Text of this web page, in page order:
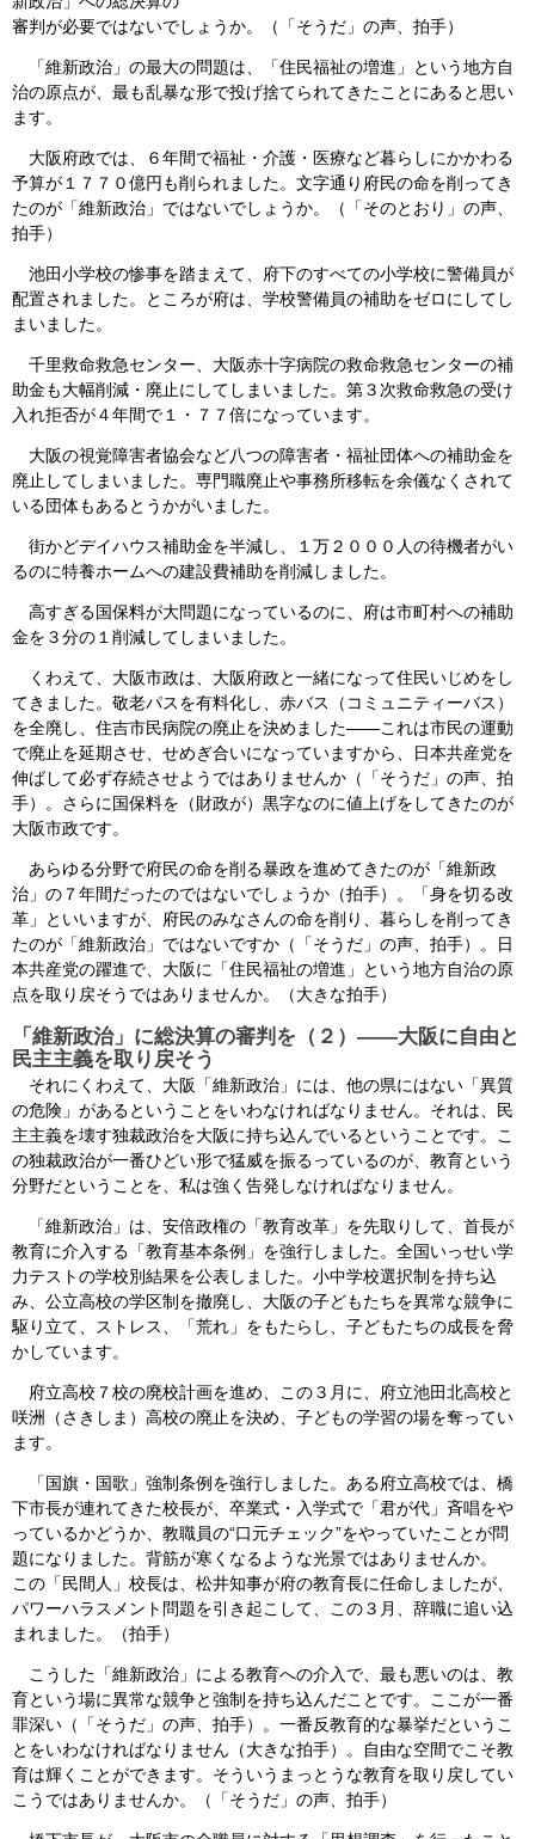
審判が必要ではないでしょうか。（「そうだ」の声、拍手）
「維新政治」の最大の問題は、「住民福祉の増進」という地方自
治の原点が、最も乱暴な形で投げ捨てられてきたことにあると思い
ます。
大阪府政では、６年間で福祉・介護・医療など暮らしにかかわる
予算が１７７０億円も削られました。文字通り府民の命を削ってき
たのが「維新政治」ではないでしょうか。（「そのとおり」の声、
拍手）
池田小学校の惨事を踏まえて、府下のすべての小学校に警備員が
配置されました。ところが府は、学校警備員の補助をゼロにしてし
まいました。
千里救命救急センター、大阪赤十字病院の救命救急センターの補
助金も大幅削減・廃止にしてしまいました。第３次救命救急の受け
入れ拒否が４年間で１・７７倍になっています。
大阪の視覚障害者協会など八つの障害者・福祉団体への補助金を
廃止してしまいました。専門職廃止や事務所移転を余儀なくされて
いる団体もあるとうかがいました。
街かどデイハウス補助金を半減し、１万２０００人の待機者がい
るのに特養ホームへの建設費補助を削減しました。
高すぎる国保料が大問題になっているのに、府は市町村への補助
金を３分の１削減してしまいました。
くわえて、大阪市政は、大阪府政と一緒になって住民いじめをし
てきました。敬老パスを有料化し、赤バス（コミュニティーバス）
を全廃し、住吉市民病院の廃止を決めました――これは市民の運動
で廃止を延期させ、せめぎ合いになっていますから、日本共産党を
伸ばして必ず存続させようではありませんか（「そうだ」の声、拍
手）。さらに国保料を（財政が）黒字なのに値上げをしてきたのが
大阪市政です。
あらゆる分野で府民の命を削る暴政を進めてきたのが「維新政
治」の７年間だったのではないでしょうか（拍手）。「身を切る改
革」といいますが、府民のみなさんの命を削り、暮らしを削ってき
たのが「維新政治」ではないですか（「そうだ」の声、拍手）。日
本共産党の躍進で、大阪に「住民福祉の増進」という地方自治の原
点を取り戻そうではありませんか。（大きな拍手）
「維新政治」に総決算の審判を（２）――大阪に自由と
民主主義を取り戻そう
それにくわえて、大阪「維新政治」には、他の県にはない「異質
の危険」があるということをいわなければなりません。それは、民
主主義を壊す独裁政治を大阪に持ち込んでいるということです。こ
の独裁政治が一番ひどい形で猛威を振るっているのが、教育という
分野だということを、私は強く告発しなければなりません。
「維新政治」は、安倍政権の「教育改革」を先取りして、首長が
教育に介入する「教育基本条例」を強行しました。全国いっせい学
力テストの学校別結果を公表しました。小中学校選択制を持ち込
み、公立高校の学区制を撤廃し、大阪の子どもたちを異常な競争に
駆り立て、ストレス、「荒れ」をもたらし、子どもたちの成長を脅
かしています。
府立高校７校の廃校計画を進め、この３月に、府立池田北高校と
咲洲（さきしま）高校の廃止を決め、子どもの学習の場を奪ってい
ます。
「国旗・国歌」強制条例を強行しました。ある府立高校では、橋
下市長が連れてきた校長が、卒業式・入学式で「君が代」斉唱をや
っているかどうか、教職員の“口元チェック”をやっていたことが問
題になりました。背筋が寒くなるような光景ではありませんか。
この「民間人」校長は、松井知事が府の教育長に任命しましたが、
パワーハラスメント問題を引き起こして、この３月、辞職に追い込
まれました。（拍手）
こうした「維新政治」による教育への介入で、最も悪いのは、教
育という場に異常な競争と強制を持ち込んだことです。ここが一番
罪深い（「そうだ」の声、拍手）。一番反教育的な暴挙だというこ
とをいわなければなりません（大きな拍手）。自由な空間でこそ教
育は輝くことができます。そういうまっとうな教育を取り戻してい
こうではありませんか。（「そうだ」の声、拍手）